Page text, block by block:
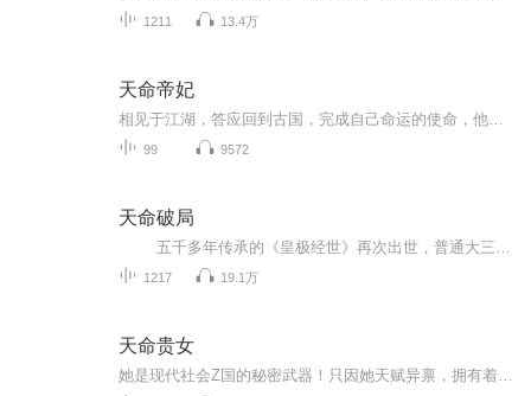
1211 13.4万
天命帝妃
99 9572
天命破局
1217 19.1万
天命贵女